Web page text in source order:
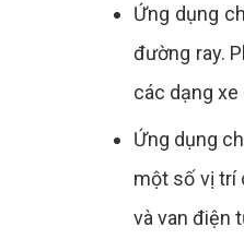
Ứng dụng
đường ray.
các dạng xe
Ứng dụng
một số vị trí
và van điện